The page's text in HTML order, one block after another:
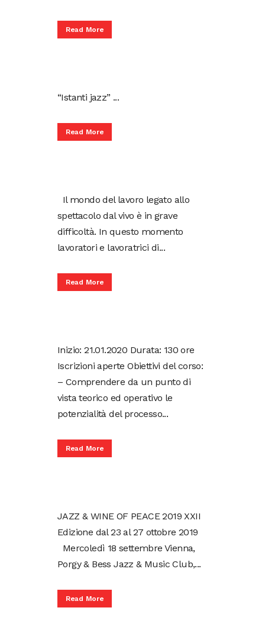
Read More
“Istanti jazz” ...
Read More
Il mondo del lavoro legato allo
spettacolo dal vivo è in grave
difficoltà. In questo momento
lavoratori e lavoratrici di...
Read More
Inizio: 21.01.2020 Durata: 130 ore
Iscrizioni aperte Obiettivi del corso:
– Comprendere da un punto di
vista teorico ed operativo le
potenzialità del processo...
Read More
JAZZ & WINE OF PEACE 2019 XXII
Edizione dal 23 al 27 ottobre 2019
Mercoledì 18 settembre Vienna,
Porgy & Bess Jazz & Music Club,...
Read More